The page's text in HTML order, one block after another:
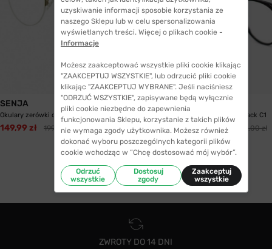
SENJA
Okulary zerówki do komputera z powłoką BLUE...
149,99 zł 199,99 zł
Gepetto
Gepetto Komoe Black C1
109,99 zł 240,00 zł
ZWROTY DO 14 DNI
uzyskiwanie informacji sposobie korzystania ze
naszego Sklepu lub w celu spersonalizowania
wyświetlanych treści. Więcej o plikach cookie -
Informacje
Możesz zaakceptować wszystkie pliki cookie klikając
"ZAAKCEPTUJ WSZYSTKIE", lub odrzucić pliki cookie
klikając "ZAAKCEPTUJ WYBRANE". Jeśli naciśniesz
"ODRZUĆ WSZYSTKIE", zapisywane będą wyłącznie
pliki cookie niezbędne do zapewnienia
funkcjonowania Sklepu, korzystanie z takich plików
nie wymaga zgody użytkownika. Możesz również
dokonać wyboru poszczególnych kategorii plików
cookie wchodząc w “Chcę dostosować mój wybór”.
Odrzuć
wszystkie
Dostosuj
zgody
Zaakceptuj
wszystkie